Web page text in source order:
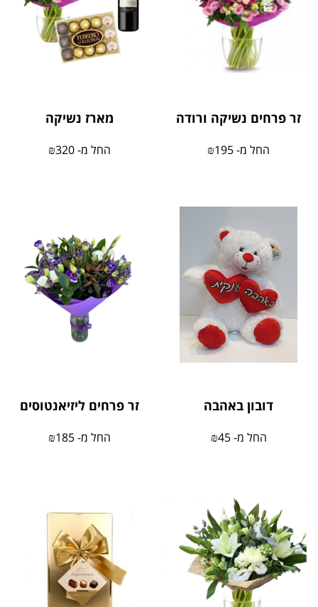
זר פרחים נשיקה ורודה
החל מ- ₪195
מארז נשיקה
החל מ- ₪320
דובון באהבה
החל מ- ₪45
זר פרחים ליזיאנטוסים
החל מ- ₪185